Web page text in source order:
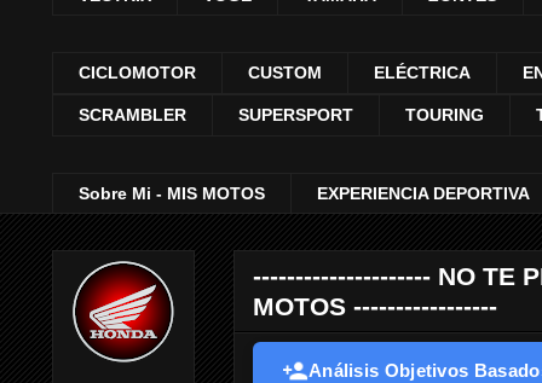
CICLOMOTOR CUSTOM ELÉCTRICA
SCRAMBLER SUPERSPORT TOURING
Sobre Mi - MIS MOTOS EXPERIENCIA DEPORTIVA
--------------------- NO TE
MOTOS -----------------
Análisis Objetivos